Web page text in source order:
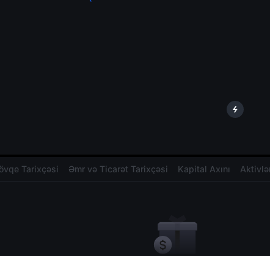
Tarixçəsi Əmr və Ticarət Tarixçəsi Kapital Axını